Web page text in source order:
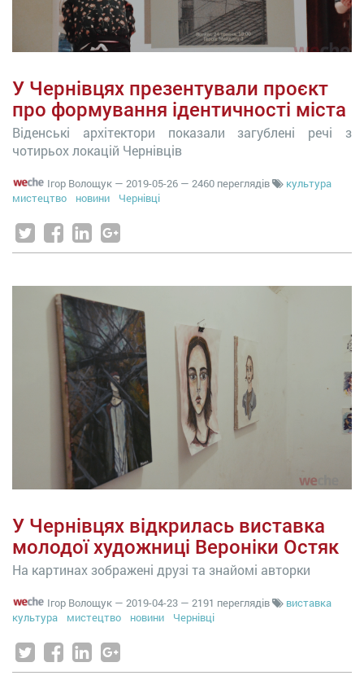
У Чернівцях презентували проєкт
про формування ідентичності міста
Віденські архітектори показали загублені речі з
чотирьох локацій Чернівців
Ігор Волощук — 2019-05-26 — 2460 переглядів
культура
мистецтво
новини Чернівці
У Чернівцях відкрилась виставка
молодої художниці Вероніки Остяк
На картинах зображені друзі та знайомі авторки
Ігор Волощук — 2019-04-23 — 2191 переглядів
виставка
культура
мистецтво новини Чернівці